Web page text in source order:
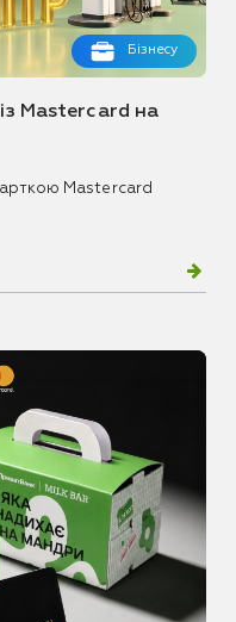
Бізнесу
Mastercard на
Mastercard